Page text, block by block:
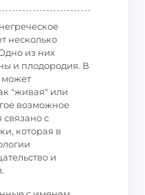
несколько
из них
и плодородия. В
может
"живая" или
возможное
с
которая в
и